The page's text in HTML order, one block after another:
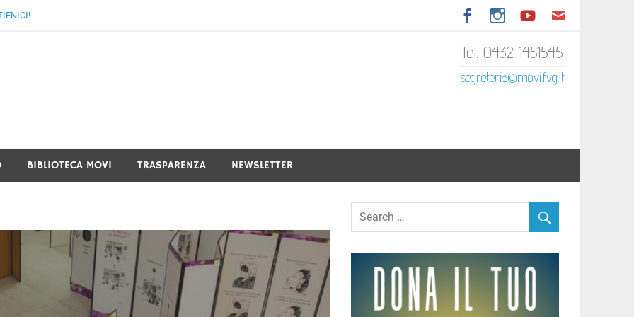
FVG – Movimento di Volontariato Italiano del Friuli
Tel. 0432 1451545
segreteria@movi.fvg.it
BIBLIOTECA MOVI TRASPARENZA NEWSLETTER